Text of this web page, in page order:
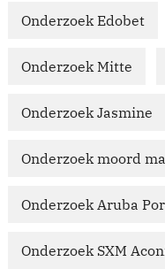
Onderzoek Edobet
Onderzoek Mitte
Onderzoek Jasmine
Onderzoek moord
Onderzoek Aruba
Onderzoek SXM